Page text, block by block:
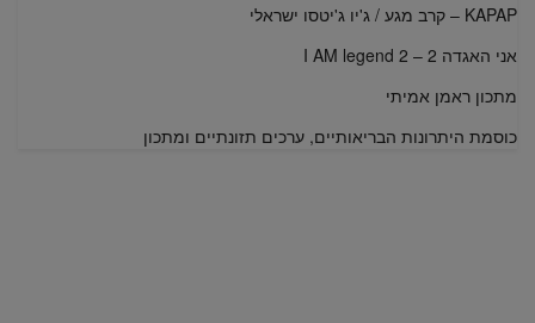
KAPAP – קרב מגע / ג'יו ג'יטסו ישראלי
אני האגדה 2 – I AM legend 2
מתכון ראמן אמיתי
כוסמת היתרונות הבריאותיים, ערכים תזונתיים ומתכון